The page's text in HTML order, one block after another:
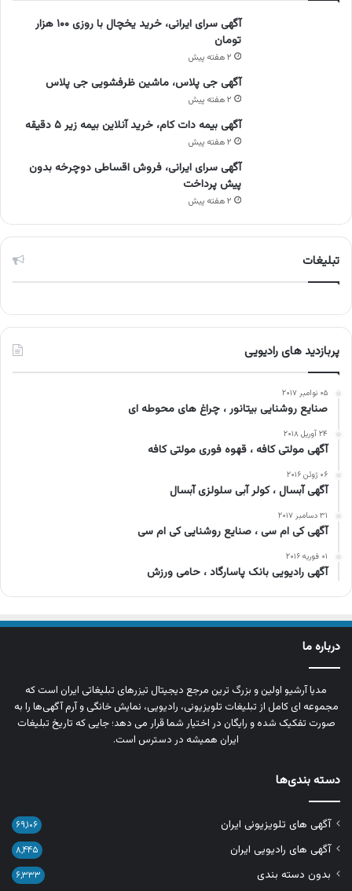
آگهی سرای ایرانی، خرید یخچال با روزی ۱۰۰ هزار
تومان
۲ هفته پیش
آگهی جی پلاس، ماشین ظرفشویی جی پلاس
۲ هفته پیش
آگهی بیمه دات کام، خرید آنلاین بیمه زیر ۵ دقیقه
۲ هفته پیش
آگهی سرای ایرانی، فروش اقساطی دوچرخه بدون
پیش پرداخت
۲ هفته پیش
تبلیغات
پربازدید های رادیویی
۰۵ نوامبر ۲۰۱۷
صنایع روشنایی بیتانور ، چراغ های محوطه ای
۲۴ آوریل ۲۰۱۸
آگهی مولتی کافه ، قهوه فوری مولتی کافه
۰۶ ژوئن ۲۰۱۶
آگهی آبسال ، کولر آبی سلولزی آبسال
۳۱ دسامبر ۲۰۱۷
آگهی کی ام سی ، صنایع روشنایی کی ام سی
۰۱ فوریه ۲۰۱۶
آگهی رادیویی بانک پاسارگاد ، حامی ورزش
درباره ما
مدیا آرشیو اولین و بزرگ‌ ترین مرجع دیجیتال تیزرهای تبلیغاتی ایران است که
مجموعه‌ ای کامل از تبلیغات تلویزیونی، رادیویی، نمایش خانگی و آرم‌ آگهی‌ها را به‌
صورت تفکیک‌ شده و رایگان در اختیار شما قرار می‌ دهد؛ جایی که تاریخ تبلیغات
ایران همیشه در دسترس است.
دسته بندی‌ها
آگهی های تلویزیونی ایران ۶۹,۱۰۶
آگهی های رادیویی ایران ۸,۴۴۵
بدون دسته بندی ۶,۳۳۳